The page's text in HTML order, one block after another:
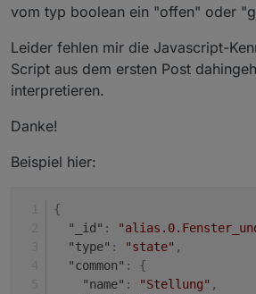
bleiben können, genügt das.
@Markus84sagte in[Vorlage]
das Skirpt für jeden einzelnen
Ja, das Skript erzeugt genau
"Attribute für bestimmte
Original unterscheiden soll. In
der Name.
vom typ boolean ein "offen" oder
Leider fehlen mir die Javascript-
Script aus dem ersten Post
interpretieren.
Danke!
Beispiel hier:
{
"_id" :
"type" : "state" ,
"common" :
{
"name" : "Stellung" ,